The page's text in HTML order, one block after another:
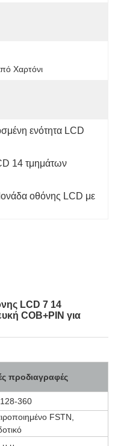
Χαρτόνι
ενότητα LCD
14 τμημάτων
οθόνης LCD με
LCD 7 14
COB+PIN για
προδιαγραφές
360
FSTN,